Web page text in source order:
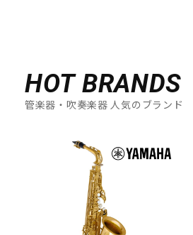
HOT BRANDS
管楽器・吹奏楽器 人気のブランド